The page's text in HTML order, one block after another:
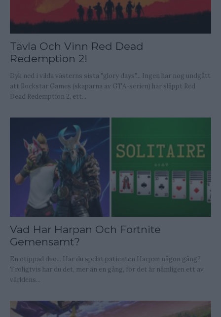
Tävla Och Vinn Red Dead
Redemption 2!
Dyk ned i vilda västerns sista "glory days"... Ingen har nog undgått
att Rockstar Games (skaparna av GTA-serien) har släppt Red
Dead Redemption 2, ett...
Vad Har Harpan Och Fortnite
Gemensamt?
En otippad duo... Har du spelat patienten Harpan någon gång?
Troligtvis har du det, mer än en gång, för det är nämligen ett av
världens...